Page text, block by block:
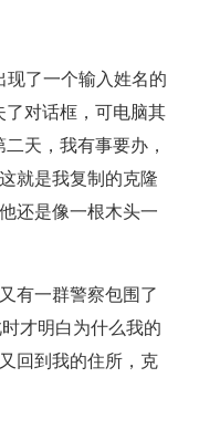
现了一个输入姓名的
了对话框，可电脑其
天，我有事要办，
就是我复制的克隆
还是像一根木头一
有一群警察包围了
才明白为什么我的
回到我的住所，克